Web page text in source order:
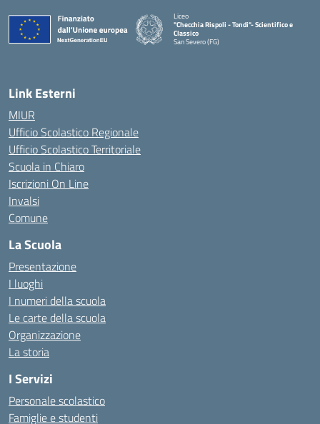
Liceo
"Checchia Rispoli - Tondi"- Scientifico e
Classico
San Severo (FG)
Link Esterni
MIUR
Ufficio Scolastico Regionale
Ufficio Scolastico Territoriale
Scuola in Chiaro
Iscrizioni On Line
Invalsi
Comune
La Scuola
Presentazione
I luoghi
I numeri della scuola
Le carte della scuola
Organizzazione
La storia
I Servizi
Personale scolastico
Famiglie e studenti